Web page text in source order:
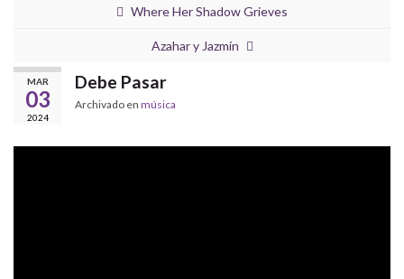
Where Her Shadow Grieves
Azahar y Jazmín
MAR
03
2024
Debe Pasar
Archivado en música